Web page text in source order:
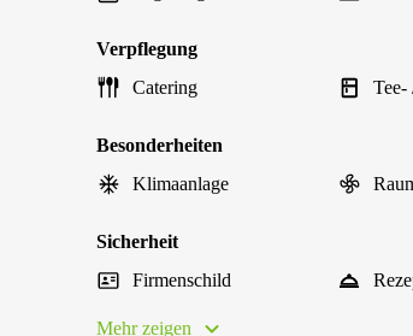
Verpflegung
Catering
Tee-
Besonderheiten
Klimaanlage
Sicherheit
Firmenschild
Mehr zeigen